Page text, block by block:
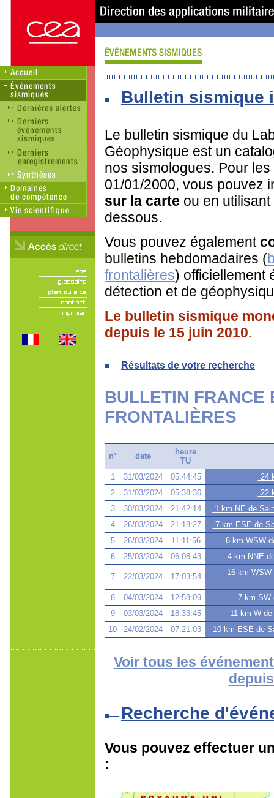
Bulletin sismique
Le bulletin sismique du
Géophysique est un
nos sismologues. Pour
01/01/2000, vous pouvez
sur la carte ou en
dessous.
Vous pouvez également
bulletins hebdomadaires (
frontalières) officiellement
détection et de
Le bulletin sismique
depuis le 15 juin 2010.
Résultats de votre recherche
BULLETIN FRANCE
FRONTALIÈRES
n° date
heure
TU
1
31/03/2024 05:44:45
24
2
31/03/2024 05:38:36
22
3
30/03/2024 21:42:14
1 km NE de
4
26/03/2024 21:18:27
7 km ESE de
5
26/03/2024 11:11:56
6 km WSW
6
25/03/2024 06:08:43 4 km NNE
7 22/03/2024 17:03:54 16 km WSW
8 04/03/2024 12:58:09
7 km SW
9
03/03/2024 18:33:45
11 km W
10
24/02/2024 07:21:03 10 km ESE de
Voir tous les
Recherche
Vous pouvez effectuer
: